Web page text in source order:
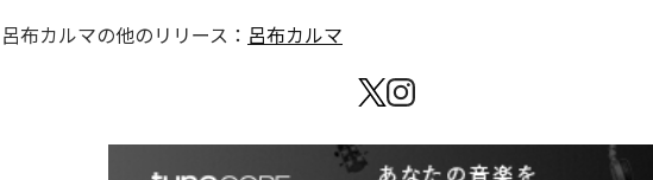
呂布カルマの他のリリース： 呂布カルマ